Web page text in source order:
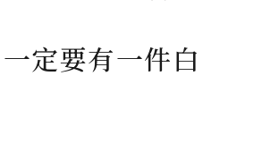
定要有一件白